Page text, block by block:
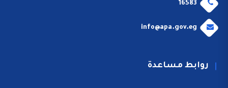
16583
info@apa.gov.eg
روابط مساعدة